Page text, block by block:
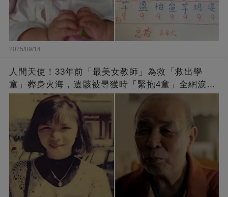
2025/09/14
人間天使！33年前「最美女教師」為救「救出學
童」葬身火海，遺骸被尋獲時「緊抱4童」全網淚
崩：真正的英雄不該被遺忘